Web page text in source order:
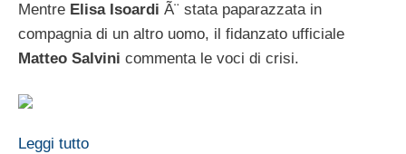
Mentre Elisa Isoardi Ã¨ stata paparazzata in
compagnia di un altro uomo, il fidanzato ufficiale
Matteo Salvini commenta le voci di crisi.
Leggi tutto